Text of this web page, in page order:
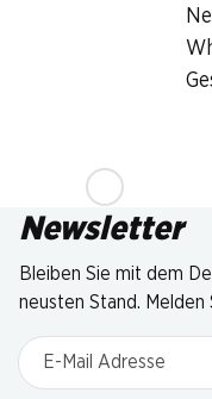
Newsletter
Bleiben Sie mit dem
neusten Stand. Melden
E-Mail Adresse